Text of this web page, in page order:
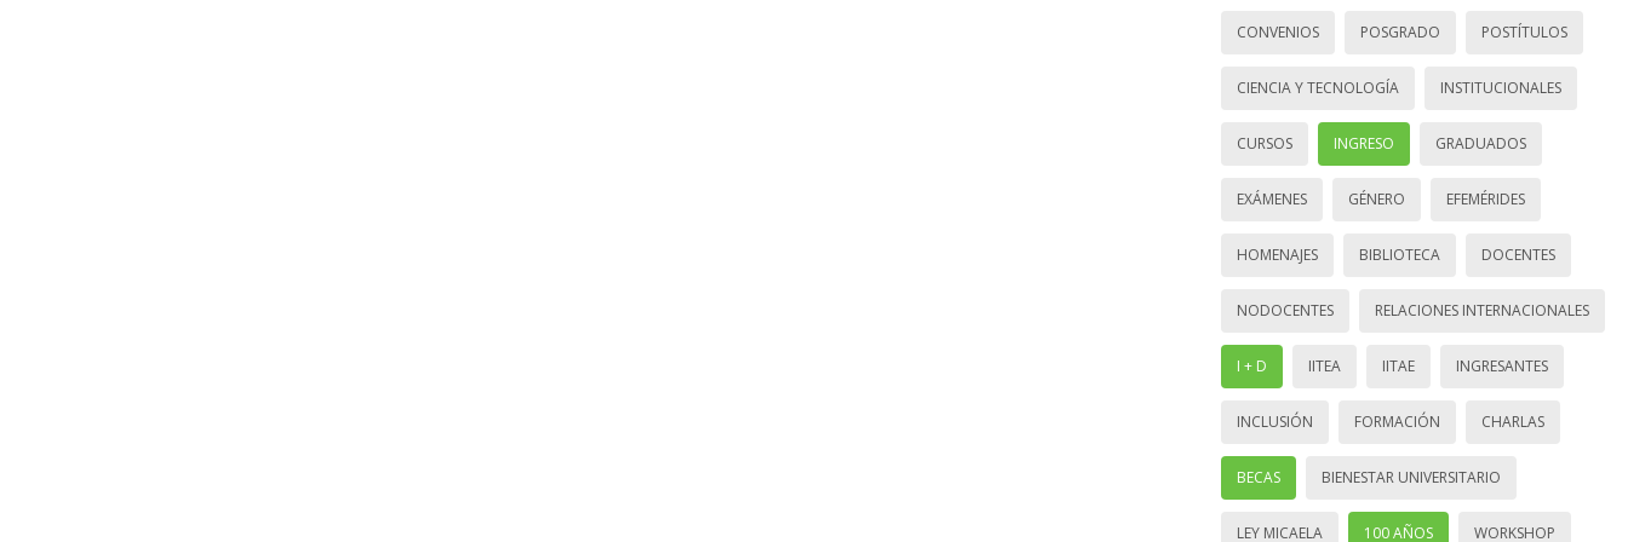
CONVENIOS POSGRADO POSTÍTULOS
CIENCIA Y TECNOLOGÍA INSTITUCIONALES
CURSOS INGRESO GRADUADOS
EXÁMENES GÉNERO EFEMÉRIDES
HOMENAJES BIBLIOTECA DOCENTES
NODOCENTES RELACIONES INTERNACIONALES
I + D IITEA IITAE INGRESANTES
INCLUSIÓN FORMACIÓN CHARLAS
BECAS BIENESTAR UNIVERSITARIO
LEY MICAELA 100 AÑOS WORKSHOP